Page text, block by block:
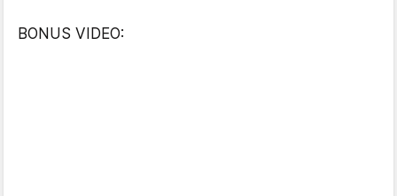
BONUS VIDEO: